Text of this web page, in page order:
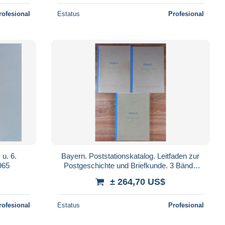
Estatus Profesional
u. 6.
Bayern. Poststationskatalog. Leitfaden zur
Postgeschichte und Briefkunde. 3 Bände
± 264,70 US$
Estatus Profesional